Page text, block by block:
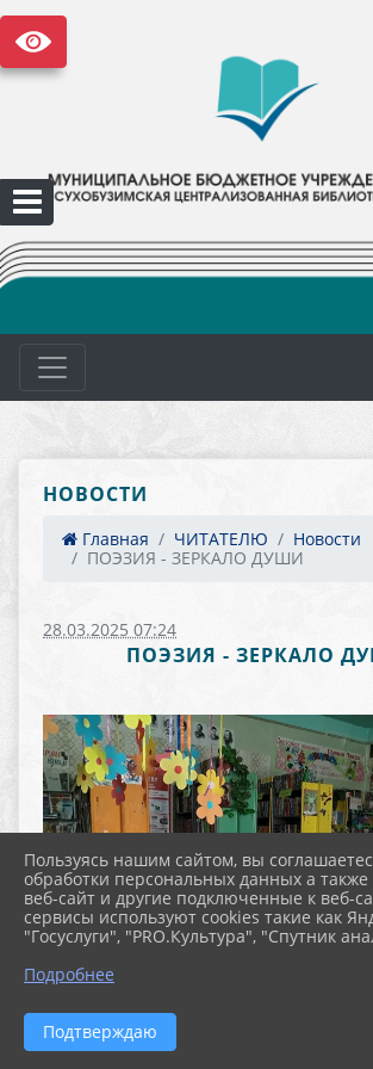
НОВОСТИ
Главная ЧИТАТЕЛЮ
Новости
ПОЭЗИЯ - ЗЕРКАЛО ДУШИ
28.03.2025 07:24
ПОЭЗИЯ - ЗЕРКАЛО
Пользуясь нашим сайтом, вы
обработки персональных данных а
веб-сайт и другие подключенные к веб-
сервисы используют cookies такие как
"Госуслуги", "PRO.Культура", "Спутник
Подробнее
Подтверждаю